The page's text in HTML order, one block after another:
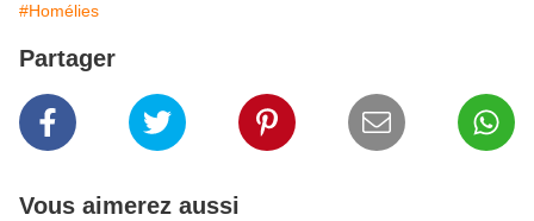
#Homélies
Partager
Vous aimerez aussi